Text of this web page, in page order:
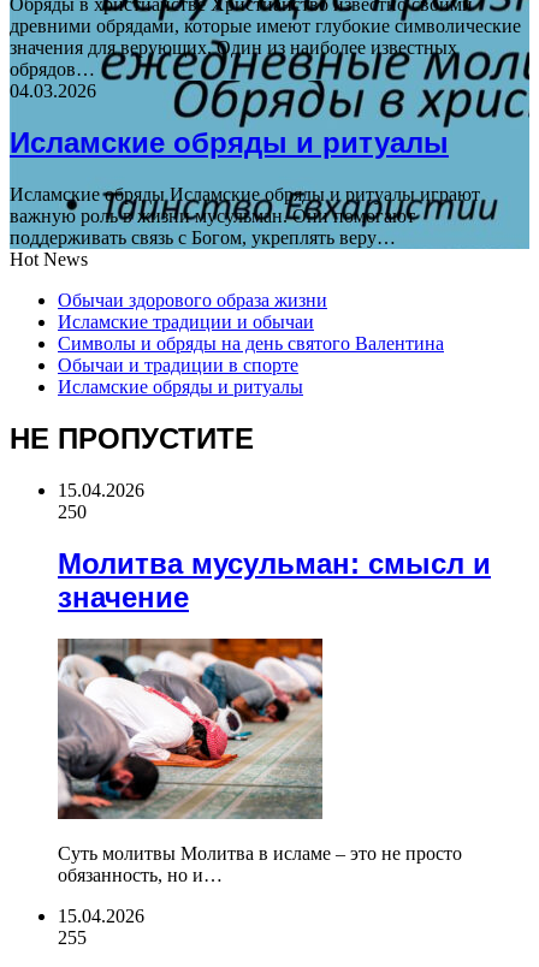
Обряды в христианстве Христианство известно своими
древними обрядами, которые имеют глубокие символические
значения для верующих. Один из наиболее известных
обрядов…
04.03.2026
Исламские обряды и ритуалы
Исламские обряды Исламские обряды и ритуалы играют
важную роль в жизни мусульман. Они помогают
поддерживать связь с Богом, укреплять веру…
Hot News
Обычаи здорового образа жизни
Исламские традиции и обычаи
Символы и обряды на день святого Валентина
Обычаи и традиции в спорте
Исламские обряды и ритуалы
НЕ ПРОПУСТИТЕ
15.04.2026
250
Молитва мусульман: смысл и
значение
Суть молитвы Молитва в исламе – это не просто
обязанность, но и…
15.04.2026
255